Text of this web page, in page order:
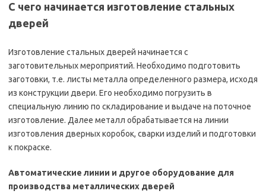
С чего начинается изготовление стальных
дверей
Изготовление стальных дверей начинается с
заготовительных мероприятий. Необходимо подготовить
заготовки, т.е. листы металла определенного размера, исходя
из конструкции двери. Его необходимо погрузить в
специальную линию по складирование и выдаче на поточное
изготовление. Далее металл обрабатывается на линии
изготовления дверных коробок, сварки изделий и подготовки
к покраске.
Автоматические линии и другое оборудование для
производства металлических дверей